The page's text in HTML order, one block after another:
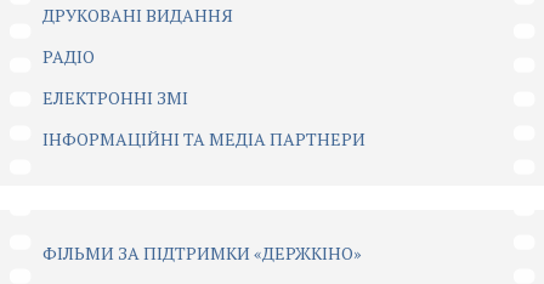
ДРУКОВАНІ ВИДАННЯ
РАДІО
ЕЛЕКТРОННІ ЗМІ
ІНФОРМАЦІЙНІ ТА МЕДІА ПАРТНЕРИ
ФІЛЬМИ ЗА ПІДТРИМКИ «ДЕРЖКІНО»